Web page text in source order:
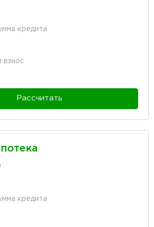
кредита
взнос
Рассчитать
кредита